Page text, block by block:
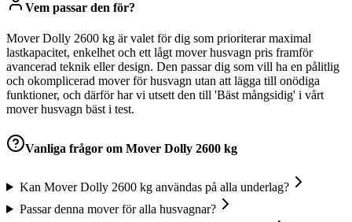
Vem passar den för?
Mover Dolly 2600 kg är valet för dig som prioriterar maximal
lastkapacitet, enkelhet och ett lågt mover husvagn pris framför
avancerad teknik eller design. Den passar dig som vill ha en pålitlig
och okomplicerad mover för husvagn utan att lägga till onödiga
funktioner, och därför har vi utsett den till 'Bäst mångsidig' i vårt
mover husvagn bäst i test.
Vanliga frågor om Mover Dolly 2600 kg
Kan Mover Dolly 2600 kg användas på alla underlag?
Passar denna mover för alla husvagnar?